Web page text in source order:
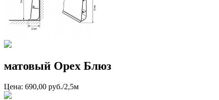
матовый Орех Блюз
Цена: 690,00 руб./2,5м